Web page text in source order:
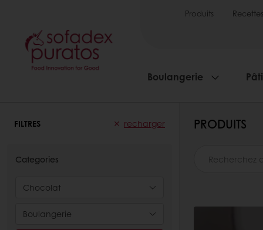
Produits Recettes
Boulangerie
FILTRES recharger
Categories
Chocolat
Boulangerie
PRODUITS